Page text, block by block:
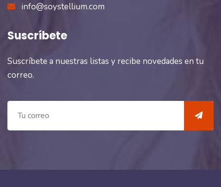
info@soystellium.com
Suscríbete
Suscríbete a nuestras listas y recibe novedades en tu
correo.